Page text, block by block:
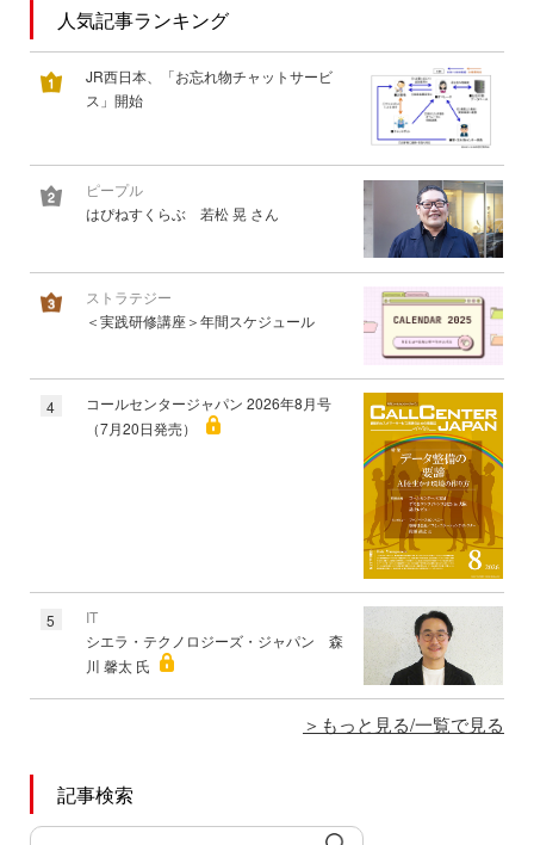
人気記事ランキング
JR西日本、「お忘れ物チャットサービ
ス」開始
ピープル
はぴねすくらぶ 若松 晃 さん
ストラテジー
＜実践研修講座＞年間スケジュール
4
コールセンタージャパン 2026年8月号
（7月20日発売）
5
IT
シエラ・テクノロジーズ・ジャパン 森
川 馨太 氏
もっと見る/一覧で見る
記事検索